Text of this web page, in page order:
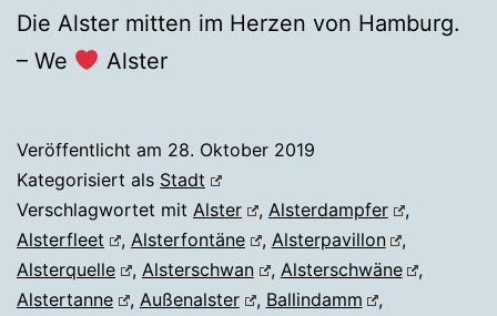
Die Alster mitten im Herzen von Hamburg.
– We
Alster
Veröffentlicht am 28. Oktober 2019
Kategorisiert als Stadt
Verschlagwortet mit Alster , Alsterdampfer
,
Alsterfleet
, Alsterfontäne , Alsterpavillon
,
Alsterquelle
, Alsterschwan , Alsterschwäne
,
Alstertanne
, Außenalster , Ballindamm
,